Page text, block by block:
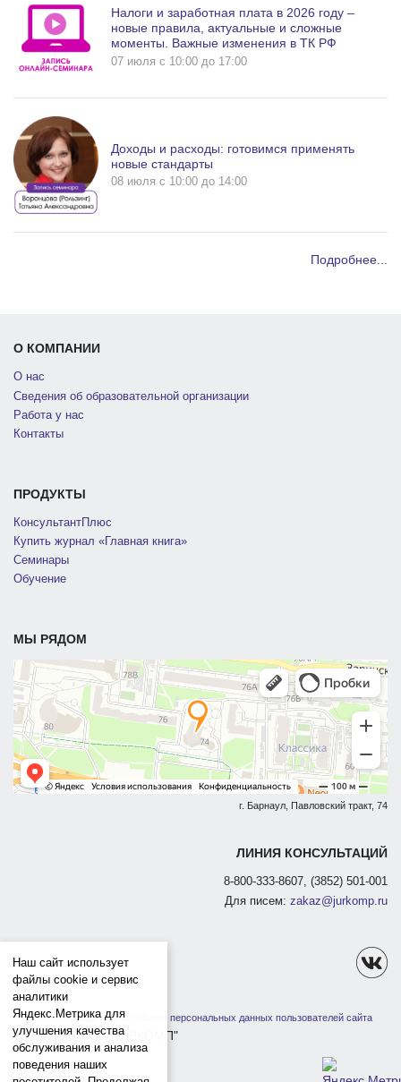
Налоги и заработная плата в 2026 году –
новые правила, актуальные и сложные
моменты. Важные изменения в ТК РФ
07 июля c 10:00 до 17:00
Доходы и расходы: готовимся применять
новые стандарты
08 июля c 10:00 до 14:00
Подробнее...
О КОМПАНИИ
О нас
Сведения об образовательной организации
Работа у нас
Контакты
ПРОДУКТЫ
КонсультантПлюс
Купить журнал «Главная книга»
Семинары
Обучение
МЫ РЯДОМ
г. Барнаул, Павловский тракт, 74
ЛИНИЯ КОНСУЛЬТАЦИЙ
8-800-333-8607, (3852) 501-001
Для писем: zakaz@jurkomp.ru
Политика защиты и обработки персональных данных пользователей сайта
1991-2026 ООО "ЮРКОМП"
Наш сайт использует
файлы cookie и сервис
аналитики
Яндекс.Метрика для
улучшения качества
обслуживания и анализа
поведения наших